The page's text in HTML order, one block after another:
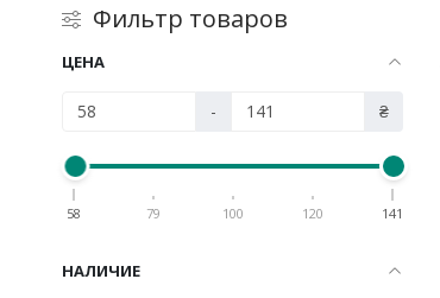
Фильтр товаров
ЦЕНА
- ₴
58 79 100 120 141
НАЛИЧИЕ